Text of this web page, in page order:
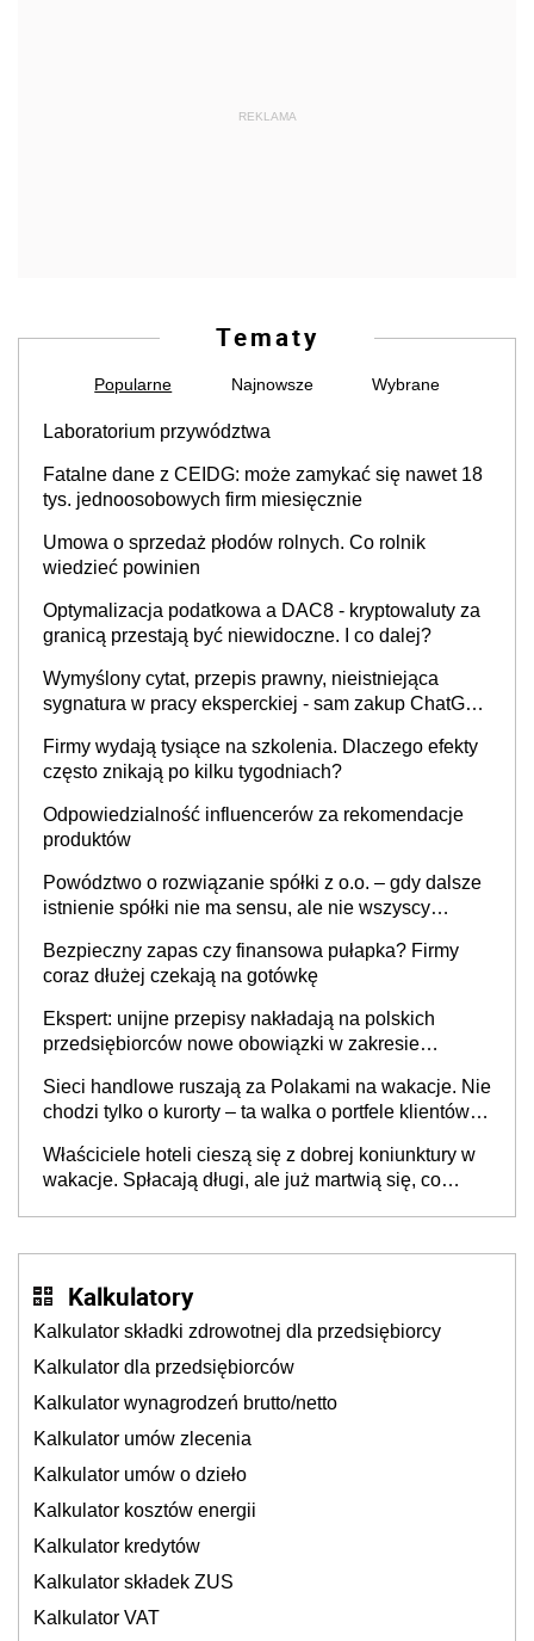
REKLAMA
Tematy
Popularne Najnowsze Wybrane
Laboratorium przywództwa
Fatalne dane z CEIDG: może zamykać się nawet 18
tys. jednoosobowych firm miesięcznie
Umowa o sprzedaż płodów rolnych. Co rolnik
wiedzieć powinien
Optymalizacja podatkowa a DAC8 - kryptowaluty za
granicą przestają być niewidoczne. I co dalej?
Wymyślony cytat, przepis prawny, nieistniejąca
sygnatura w pracy eksperckiej - sam zakup ChatGPT
Firmy wydają tysiące na szkolenia. Dlaczego efekty
często znikają po kilku tygodniach?
Odpowiedzialność influencerów za rekomendacje
produktów
Powództwo o rozwiązanie spółki z o.o. – gdy dalsze
istnienie spółki nie ma sensu, ale nie wszyscy
Bezpieczny zapas czy finansowa pułapka? Firmy
coraz dłużej czekają na gotówkę
Ekspert: unijne przepisy nakładają na polskich
przedsiębiorców nowe obowiązki w zakresie
Sieci handlowe ruszają za Polakami na wakacje. Nie
chodzi tylko o kurorty – ta walka o portfele klientów
cichu
Właściciele hoteli cieszą się z dobrej koniunktury w
wakacje. Spłacają długi, ale już martwią się, co
Kalkulatory
Kalkulator składki zdrowotnej dla przedsiębiorcy
Kalkulator dla przedsiębiorców
Kalkulator wynagrodzeń brutto/netto
Kalkulator umów zlecenia
Kalkulator umów o dzieło
Kalkulator kosztów energii
Kalkulator kredytów
Kalkulator składek ZUS
Kalkulator VAT